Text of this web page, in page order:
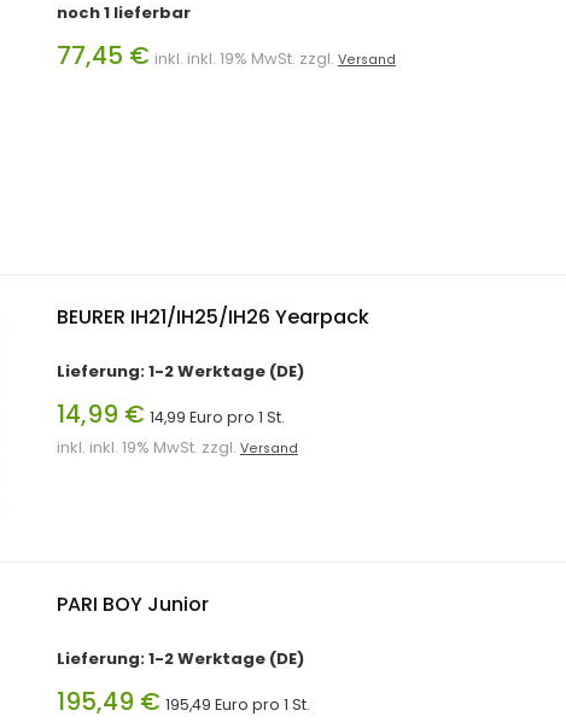
noch 1 lieferbar
77,45 € inkl. inkl. 19% MwSt. zzgl. Versand
BEURER IH21/IH25/IH26 Yearpack
Lieferung: 1-2 Werktage (DE)
14,99 € 14,99 Euro pro 1 St.
inkl. inkl. 19% MwSt. zzgl. Versand
PARI BOY Junior
Lieferung: 1-2 Werktage (DE)
195,49 € 195,49 Euro pro 1 St.